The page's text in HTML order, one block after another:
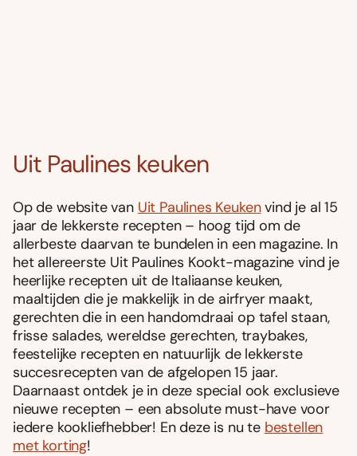
Uit Paulines keuken
Op de website van Uit Paulines Keukenvind je al 15
jaar de lekkerste recepten – hoog tijd om de
allerbeste daarvan te bundelen in een magazine. In
het allereerste Uit Paulines Kookt-magazine vind je
heerlijke recepten uit de Italiaanse keuken,
maaltijden die je makkelijk in de airfryer maakt,
gerechten die in een handomdraai op tafel staan,
frisse salades, wereldse gerechten, traybakes,
feestelijke recepten en natuurlijk de lekkerste
succesrecepten van de afgelopen 15 jaar.
Daarnaast ontdek je in deze special ook exclusieve
nieuwe recepten – een absolute must-have voor
iedere kookliefhebber! En deze is nu te bestellen
met korting!